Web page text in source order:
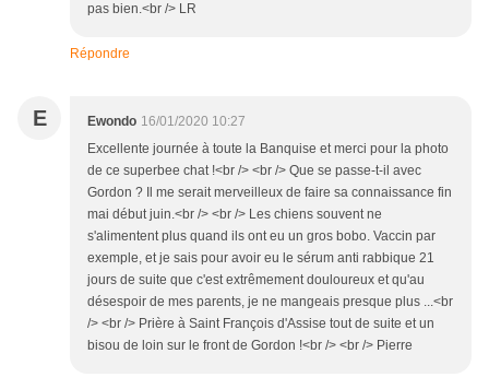
pas bien.<br /> LR
Répondre
E Ewondo 16/01/2020 10:27
Excellente journée à toute la Banquise et merci pour la photo
de ce superbee chat !<br /> <br /> Que se passe-t-il avec
Gordon ? Il me serait merveilleux de faire sa connaissance fin
mai début juin.<br /> <br /> Les chiens souvent ne
s'alimentent plus quand ils ont eu un gros bobo. Vaccin par
exemple, et je sais pour avoir eu le sérum anti rabbique 21
jours de suite que c'est extrêmement douloureux et qu'au
désespoir de mes parents, je ne mangeais presque plus ...<br
/> <br /> Prière à Saint François d'Assise tout de suite et un
bisou de loin sur le front de Gordon !<br /> <br /> Pierre